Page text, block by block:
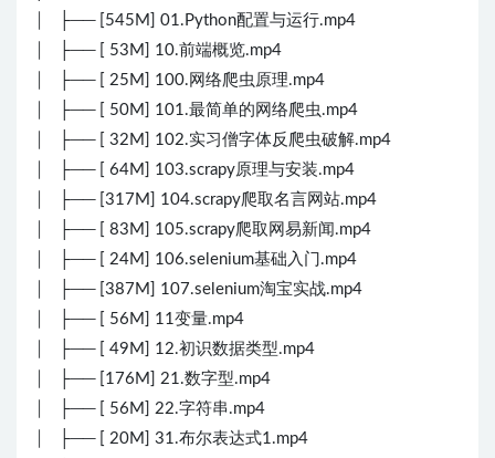
│ ├── [545M] 01.Python配置与运行.mp4
│ ├── [ 53M] 10.前端概览.mp4
│ ├── [ 25M] 100.网络爬虫原理.mp4
│ ├── [ 50M] 101.最简单的网络爬虫.mp4
│ ├── [ 32M] 102.实习僧字体反爬虫破解.mp4
│ ├── [ 64M] 103.scrapy原理与安装.mp4
│ ├── [317M] 104.scrapy爬取名言网站.mp4
│ ├── [ 83M] 105.scrapy爬取网易新闻.mp4
│ ├── [ 24M] 106.selenium基础入门.mp4
│ ├── [387M] 107.selenium淘宝实战.mp4
│ ├── [ 56M] 11变量.mp4
│ ├── [ 49M] 12.初识数据类型.mp4
│ ├── [176M] 21.数字型.mp4
│ ├── [ 56M] 22.字符串.mp4
│ ├── [ 20M] 31.布尔表达式1.mp4